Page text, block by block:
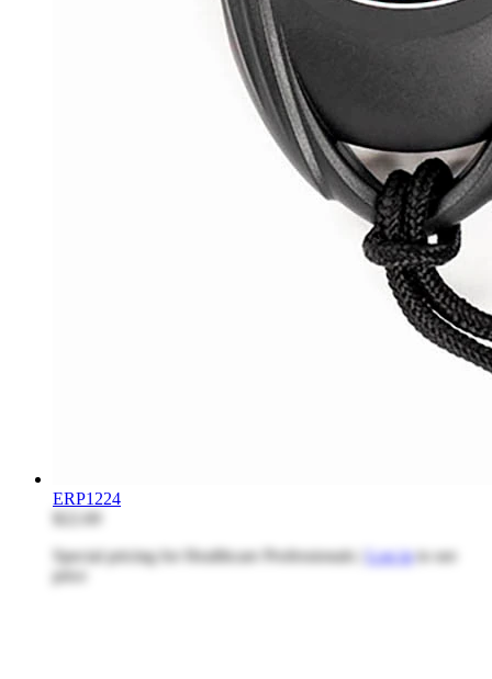
ERP1224
$22.69
Special pricing for Healthcare Professionals | Log into see
price